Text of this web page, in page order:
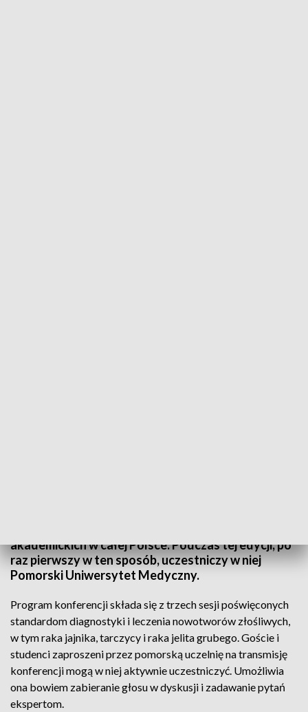
akademickich w całej Polsce. Podczas tej edycji, po
raz pierwszy w ten sposób, uczestniczy w niej
Pomorski Uniwersytet Medyczny.
Program konferencji składa się z trzech sesji poświęconych
standardom diagnostyki i leczenia nowotworów złośliwych,
w tym raka jajnika, tarczycy i raka jelita grubego. Goście i
studenci zaproszeni przez pomorską uczelnię na transmisję
konferencji mogą w niej aktywnie uczestniczyć. Umożliwia
ona bowiem zabieranie głosu w dyskusji i zadawanie pytań
ekspertom.